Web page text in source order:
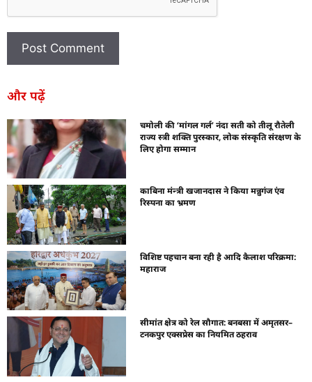
और पढ़ें
चमोली की ‘मांगल गर्ल’ नंदा सती को तीलू रौतेली
राज्य स्त्री शक्ति पुरस्कार, लोक संस्कृति संरक्षण के
लिए होगा सम्मान
काबिना मंन्त्री खजानदास ने किया मन्नुगंज एंव
रिस्पना का भ्रमण
विशिष्ट पहचान बना रही है आदि कैलाश परिक्रमा:
महाराज
सीमांत क्षेत्र को रेल सौगात: बनबसा में अमृतसर–
टनकपुर एक्सप्रेस का नियमित ठहराव